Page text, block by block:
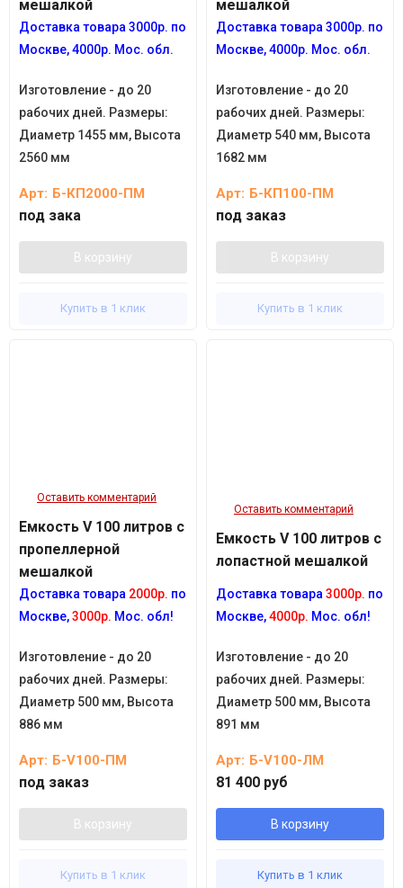
мешалкой
Доставка товара 3000р. по
Москве, 4000р. Мос. обл.
Изготовление - до 20
рабочих дней. Размеры:
Диаметр 1455 мм, Высота
2560 мм
Арт: Б-КП2000-ПМ
под зака
В корзину
Купить в 1 клик
мешалкой
Доставка товара 3000р. по
Москве, 4000р. Мос. обл.
Изготовление - до 20
рабочих дней. Размеры:
Диаметр 540 мм, Высота
1682 мм
Арт: Б-КП100-ПМ
под заказ
В корзину
Купить в 1 клик
Оставить комментарий
Емкость V 100 литров с
пропеллерной
мешалкой
Доставка товара 2000р. по
Москве,3000р. Мос. обл!
Изготовление - до 20
рабочих дней. Размеры:
Диаметр 500 мм, Высота
886 мм
Арт: Б-V100-ПМ
под заказ
В корзину
Купить в 1 клик
Оставить комментарий
Емкость V 100 литров с
лопастной мешалкой
Доставка товара3000р. по
Москве,4000р. Мос. обл!
Изготовление - до 20
рабочих дней. Размеры:
Диаметр 500 мм, Высота
891 мм
Арт: Б-V100-ЛМ
81 400 руб
В корзину
Купить в 1 клик